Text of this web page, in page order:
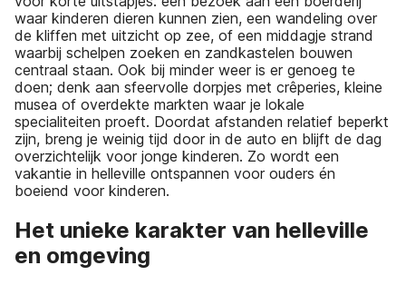
waar kinderen dieren kunnen zien, een wandeling over
de kliffen met uitzicht op zee, of een middagje strand
waarbij schelpen zoeken en zandkastelen bouwen
centraal staan. Ook bij minder weer is er genoeg te
doen; denk aan sfeervolle dorpjes met crêperies, kleine
musea of overdekte markten waar je lokale
specialiteiten proeft. Doordat afstanden relatief beperkt
zijn, breng je weinig tijd door in de auto en blijft de dag
overzichtelijk voor jonge kinderen. Zo wordt een
vakantie in helleville ontspannen voor ouders én
boeiend voor kinderen.
Het unieke karakter van helleville
en omgeving